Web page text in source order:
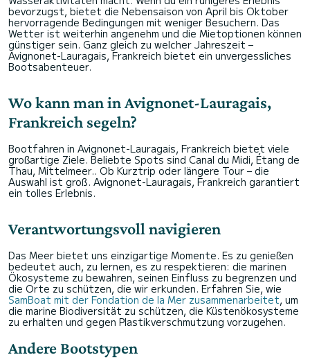
bevorzugst, bietet die Nebensaison von April bis Oktober
hervorragende Bedingungen mit weniger Besuchern. Das
Wetter ist weiterhin angenehm und die Mietoptionen können
günstiger sein. Ganz gleich zu welcher Jahreszeit –
Avignonet-Lauragais, Frankreich bietet ein unvergessliches
Bootsabenteuer.
Wo kann man in Avignonet-Lauragais,
Frankreich segeln?
Bootfahren in Avignonet-Lauragais, Frankreich bietet viele
großartige Ziele. Beliebte Spots sind Canal du Midi, Étang de
Thau, Mittelmeer.. Ob Kurztrip oder längere Tour – die
Auswahl ist groß. Avignonet-Lauragais, Frankreich garantiert
ein tolles Erlebnis.
Verantwortungsvoll navigieren
Das Meer bietet uns einzigartige Momente. Es zu genießen
bedeutet auch, zu lernen, es zu respektieren: die marinen
Ökosysteme zu bewahren, seinen Einfluss zu begrenzen und
die Orte zu schützen, die wir erkunden. Erfahren Sie, wie
SamBoat mit der Fondation de la Mer zusammenarbeitet, um
die marine Biodiversität zu schützen, die Küstenökosysteme
zu erhalten und gegen Plastikverschmutzung vorzugehen.
Andere Bootstypen